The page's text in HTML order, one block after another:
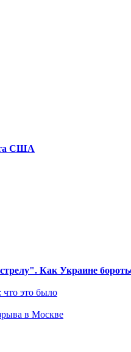
США
Как Украине
что это было
в Москве